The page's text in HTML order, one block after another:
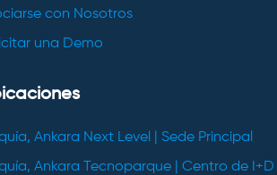
con Nosotros
una Demo
Ankara Next Level | Sede Principal
Ankara Tecnoparque | Centro de I+D